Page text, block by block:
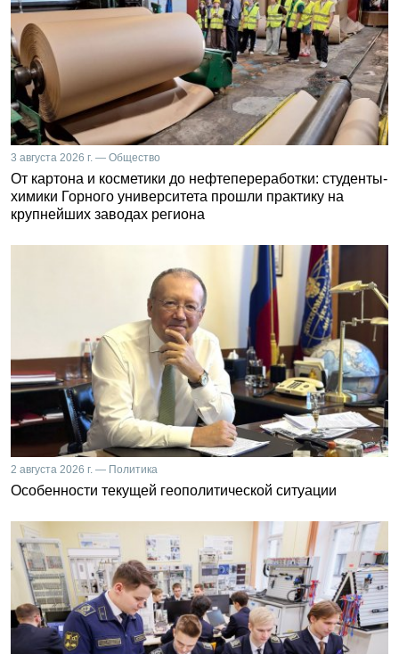
3 августа 2026 г. — Общество
От картона и косметики до нефтепереработки: студенты-
химики Горного университета прошли практику на
крупнейших заводах региона
2 августа 2026 г. — Политика
Особенности текущей геополитической ситуации